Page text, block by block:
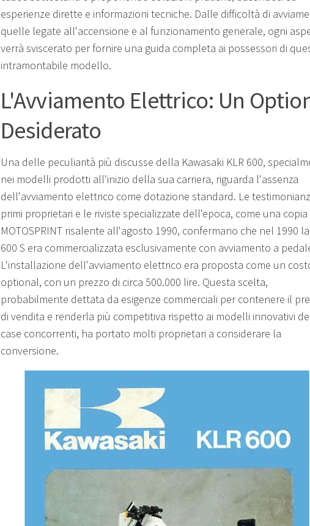
esperienze dirette e informazioni tecniche. Dalle difficoltà di
quelle legate all'accensione e al funzionamento generale, ogni
verrà sviscerato per fornire una guida completa ai possessori di
intramontabile modello.
L'Avviamento Elettrico: Un
Desiderato
Una delle peculiarità più discusse della Kawasaki KLR 600,
nei modelli prodotti all'inizio della sua carriera, riguarda l'assenza
dell'avviamento elettrico come dotazione standard. Le
primi proprietari e le riviste specializzate dell'epoca, come una copia
MOTOSPRINT risalente all'agosto 1990, confermano che nel 1990
600 S era commercializzata esclusivamente con avviamento a
L'installazione dell'avviamento elettrico era proposta come un
optional, con un prezzo di circa 500.000 lire. Questa scelta,
probabilmente dettata da esigenze commerciali per contenere il
di vendita e renderla più competitiva rispetto ai modelli innovativi
case concorrenti, ha portato molti proprietari a considerare la
conversione.